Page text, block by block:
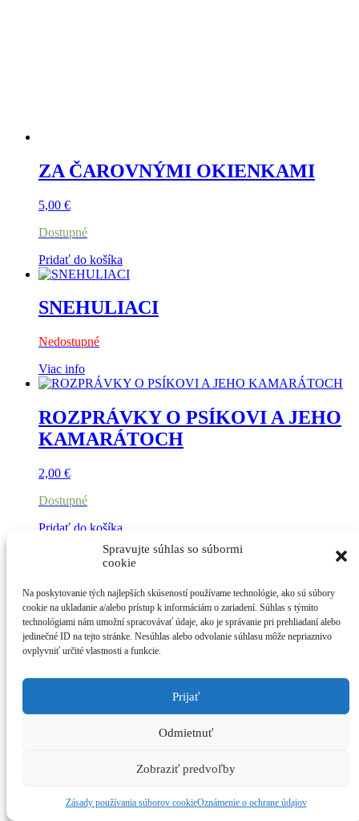
Spravujte súhlas so súbormi
cookie
Na poskytovanie tých najlepších skúseností používame technológie, ako sú súbory
cookie na ukladanie a/alebo prístup k informáciám o zariadení. Súhlas s týmito
technológiami nám umožní spracovávať údaje, ako je správanie pri prehliadaní alebo
jedinečné ID na tejto stránke. Nesúhlas alebo odvolanie súhlasu môže nepriaznivo
ovplyvniť určité vlastnosti a funkcie.
Prijať
Odmietnuť
Zobraziť predvoľby
Zásady používania súborov cookieOznámenie o ochrane údajov
ZA ČAROVNÝMI OKIENKAMI
5,00 €
Dostupné
Pridať do košíka
SNEHULIACI
Nedostupné
Viac info
ROZPRÁVKY O PSÍKOVI A JEHO
KAMARÁTOCH
2,00 €
Dostupné
Pridať do košíka
2,50€
Dostupné